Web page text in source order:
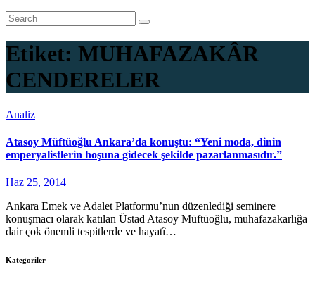
Etiket: MUHAFAZAKÂR
CENDERELER
Analiz
Atasoy Müftüoğlu Ankara’da konuştu: “Yeni moda, dinin
emperyalistlerin hoşuna gidecek şekilde pazarlanmasıdır.”
Haz 25, 2014
Ankara Emek ve Adalet Platformu’nun düzenlediği seminere
konuşmacı olarak katılan Üstad Atasoy Müftüoğlu, muhafazakarlığa
dair çok önemli tespitlerde ve hayatî…
Kategoriler